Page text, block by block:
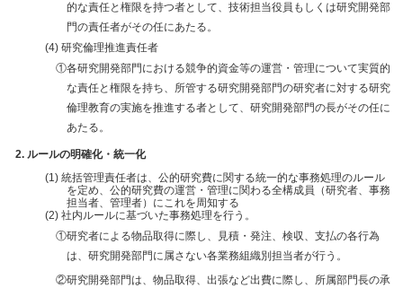
的な責任と権限を持つ者として、技術担当役員もしくは研究開発部
門の責任者がその任にあたる。
研究倫理推進責任者
①各研究開発部門における競争的資金等の運営・管理について実質的
な責任と権限を持ち、所管する研究開発部門の研究者に対する研究
倫理教育の実施を推進する者として、研究開発部門の長がその任に
あたる。
ルールの明確化・統一化
統括管理責任者は、公的研究費に関する統一的な事務処理のルール
を定め、公的研究費の運営・管理に関わる全構成員（研究者、事務
担当者、管理者）にこれを周知する
社内ルールに基づいた事務処理を行う。
①研究者による物品取得に際し、見積・発注、検収、支払の各行為
は、研究開発部門に属さない各業務組織別担当者が行う。
②研究開発部門は、物品取得、出張など出費に際し、所属部門長の承